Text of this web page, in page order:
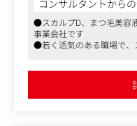
＜具体的な業務内容＞
・GoogleやYahoo等の
携したWeb広告の運用
・Webサイトディレク
・計測ツール（Google
分析、PDCAサイクルの
コンサルタントから
●スカルプD、まつ毛美容
事業会社です
●若く活気のある職場で、
ムタイム（定時1時間前の
事補助制度、時差出勤制